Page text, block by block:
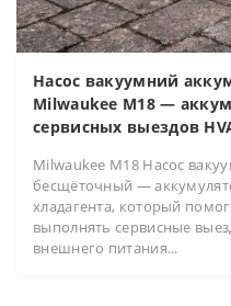
Насос вакуумний
Milwaukee M18 —
сервисных выездов
Milwaukee M18 Насос
бесщёточный —
хладагента, который
выполнять сервисные
внешнего питания...